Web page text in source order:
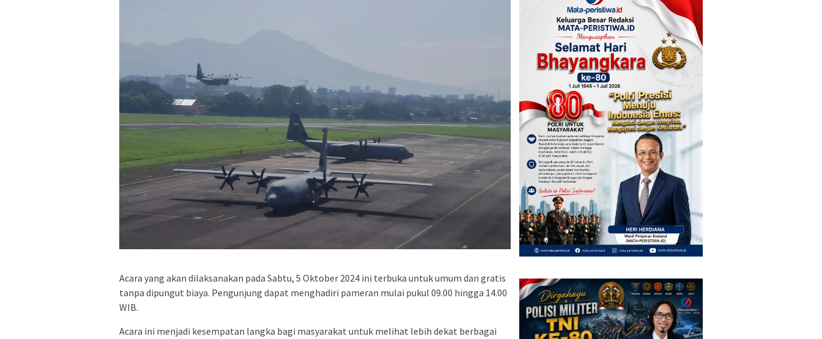
Acara yang akan dilaksanakan pada Sabtu, 5 Oktober 2024 ini terbuka untuk umum dan gratis
tanpa dipungut biaya. Pengunjung dapat menghadiri pameran mulai pukul 09.00 hingga 14.00
WIB.
Acara ini menjadi kesempatan langka bagi masyarakat untuk melihat lebih dekat berbagai